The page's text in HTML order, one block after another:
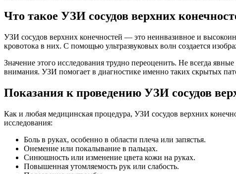
Что такое УЗИ сосудов верхних
УЗИ сосудов верхних конечностей — это неинвазивное и
кровотока в них. С помощью ультразвуковых волн создается
Значение этого исследования трудно переоценить. Не всегда
внимания. УЗИ помогает в диагностике именно таких скрытых
Показания к проведению УЗИ сосудов
Как и любая медицинская процедура, УЗИ сосудов верхних
исследования:
Боль в руках, особенно в области плеча или запястья.
Онемение или покалывание в пальцах.
Синюшность или изменение цвета кожи на руках.
Повышенная утомляемость рук или слабость.